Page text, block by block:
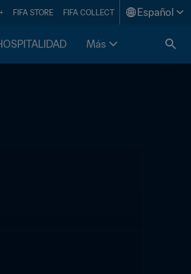
FIFA STORE FIFA COLLECT Español
Más